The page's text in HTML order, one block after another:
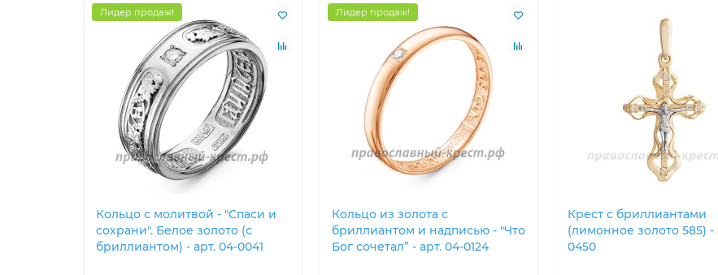
Лидер продаж!
Кольцо с молитвой - "Спаси и
сохрани". Белое золото (с
бриллиантом) - арт. 04-0041
Лидер продаж!
Кольцо из золота с
бриллиантом и надписью - "Что
Бог сочетал” - арт. 04-0124
Крест с бриллиантами
(лимонное золото 585) -
0450